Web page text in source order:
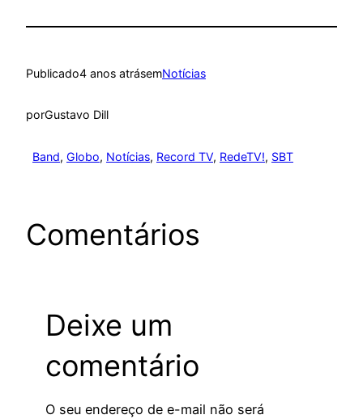
Publicado4 anos atrásemNotícias
porGustavo Dill
Band, Globo, Notícias, Record TV, RedeTV!, SBT
Comentários
Deixe um
comentário
O seu endereço de e-mail não será